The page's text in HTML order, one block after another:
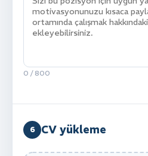
0 / 800
6 CV yükleme